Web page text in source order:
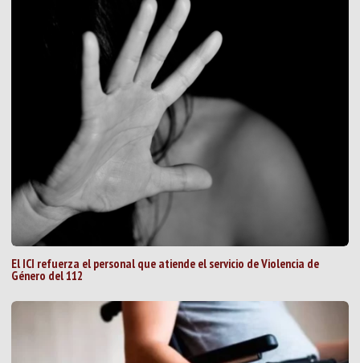
El ICI refuerza el personal que atiende el servicio de Violencia de
Género del 112